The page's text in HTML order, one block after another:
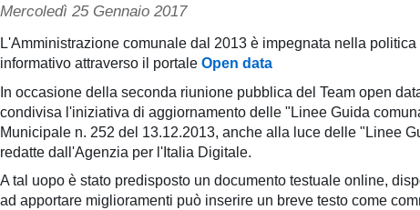
Report
pubblicazioni
Archivio
Documenti
Linee
Mercoledì 25 Gennaio 2017
L'Amministrazione comunale dal 2013 è impegnata nella
informativo attraverso il portale Open data
In occasione della seconda riunione pubblica del Team open
condivisa l'iniziativa di aggiornamento delle "Linee Guida
Municipale n. 252 del 13.12.2013, anche alla luce delle "Linee
redatte dall'Agenzia per l'Italia Digitale.
A tal uopo è stato predisposto un documento testuale online,
ad apportare miglioramenti può inserire un breve testo come